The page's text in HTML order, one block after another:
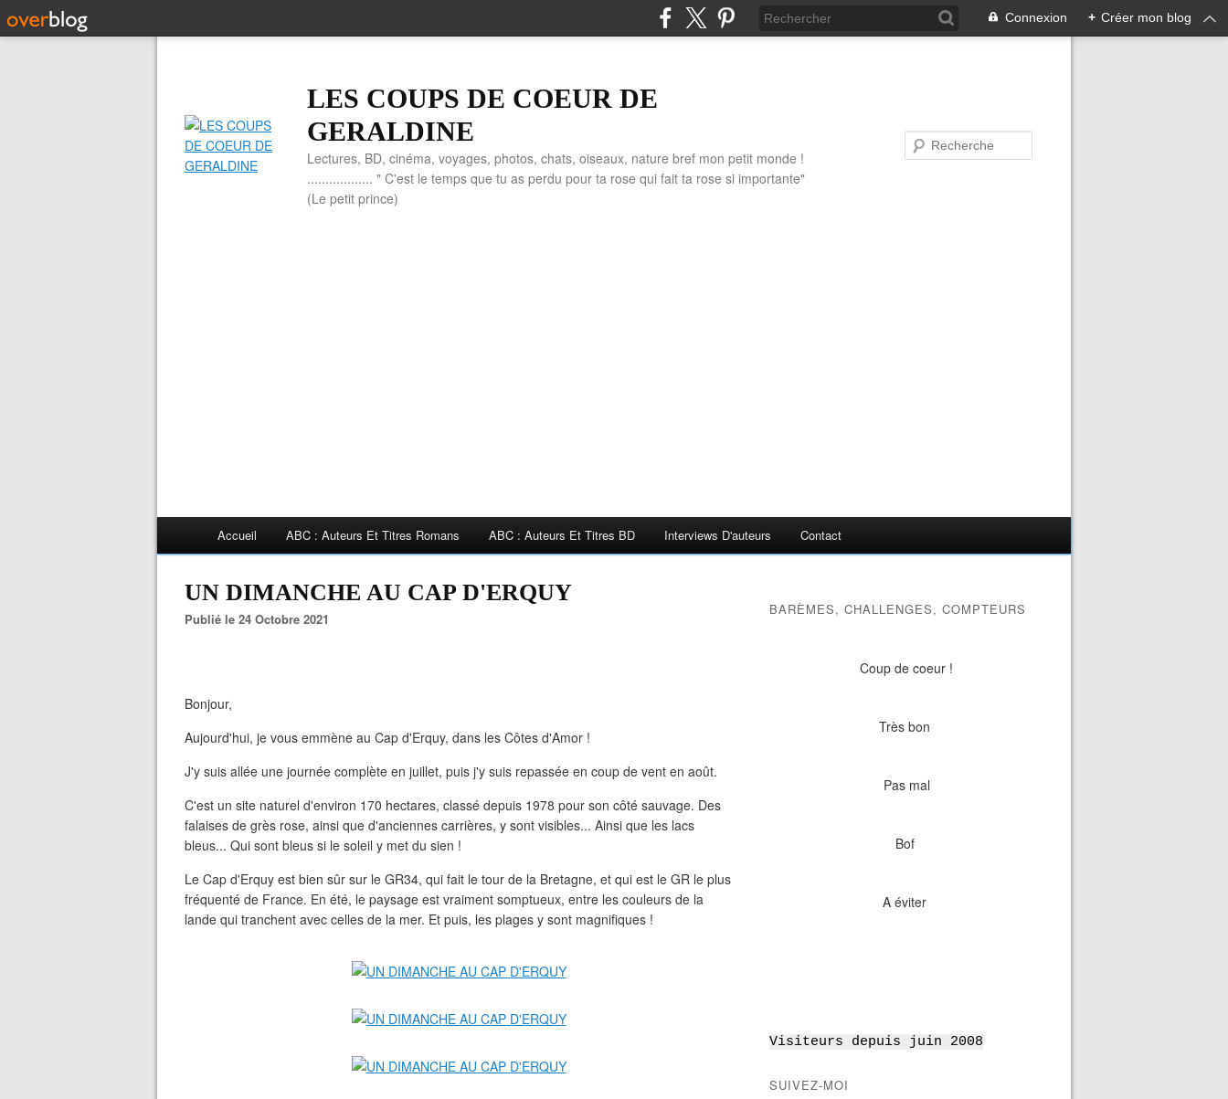
Connexion + Créer mon blog
LES COUPS DE COEUR DE
GERALDINE
Lectures, BD, cinéma, voyages, photos, chats, oiseaux, nature bref mon petit monde !
.................. " C'est le temps que tu as perdu pour ta rose qui fait ta rose si importante"
(Le petit prince)
Accueil ABC : Auteurs Et Titres Romans ABC : Auteurs Et Titres BD Interviews D'auteurs Contact
UN DIMANCHE AU CAP D'ERQUY
Publié le 24 Octobre 2021
Bonjour,
Aujourd'hui, je vous emmène au Cap d'Erquy, dans les Côtes d'Amor !
J'y suis allée une journée complète en juillet, puis j'y suis repassée en coup de vent en août.
C'est un site naturel d'environ 170 hectares, classé depuis 1978 pour son côté sauvage. Des
falaises de grès rose, ainsi que d'anciennes carrières, y sont visibles... Ainsi que les lacs
bleus... Qui sont bleus si le soleil y met du sien !
Le Cap d'Erquy est bien sûr sur le GR34, qui fait le tour de la Bretagne, et qui est le GR le plus
fréquenté de France. En été, le paysage est vraiment somptueux, entre les couleurs de la
lande qui tranchent avec celles de la mer. Et puis, les plages y sont magnifiques !
BARÈMES, CHALLENGES, COMPTEURS
Coup de coeur !
Très bon
Pas mal
Bof
A éviter
Visiteurs depuis juin 2008
SUIVEZ-MOI